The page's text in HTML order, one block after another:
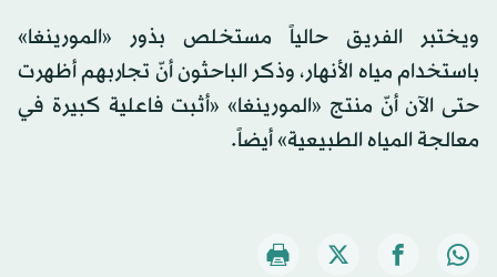
ويختبر الفريق حالياً مستخلص بذور «المورينغا»
باستخدام مياه الأنهار، وذكر الباحثون أنّ تجاربهم أظهرت
حتى الآن أنّ منتج «المورينغا» «أثبت فاعلية كبيرة في
معالجة المياه الطبيعية» أيضاً.